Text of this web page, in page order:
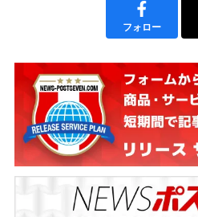
フォロー